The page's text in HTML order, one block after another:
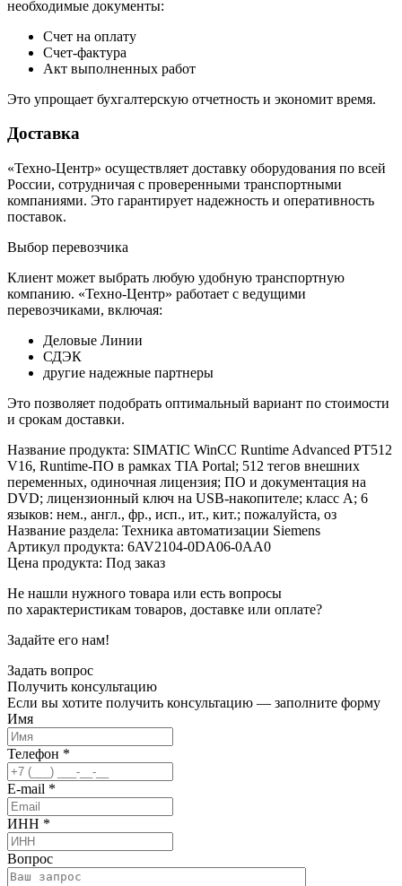
необходимые документы:
Счет на оплату
Счет-фактура
Акт выполненных работ
Это упрощает бухгалтерскую отчетность и экономит время.
Доставка
«Техно-Центр» осуществляет доставку оборудования по всей
России, сотрудничая с проверенными транспортными
компаниями. Это гарантирует надежность и оперативность
поставок.
Выбор перевозчика
Клиент может выбрать любую удобную транспортную
компанию. «Техно-Центр» работает с ведущими
перевозчиками, включая:
Деловые Линии
СДЭК
другие надежные партнеры
Это позволяет подобрать оптимальный вариант по стоимости
и срокам доставки.
Название продукта: SIMATIC WinCC Runtime Advanced PT512
V16, Runtime-ПО в рамках TIA Portal; 512 тегов внешних
переменных, одиночная лицензия; ПО и документация на
DVD; лицензионный ключ на USB-накопителе; класс A; 6
языков: нем., англ., фр., исп., ит., кит.; пожалуйста, оз
Название раздела: Техника автоматизации Siemens
Артикул продукта: 6AV2104-0DA06-0AA0
Цена продукта: Под заказ
Не нашли нужного товара или есть вопросы
по характеристикам товаров, доставке или оплате?
Задайте его нам!
Задать вопрос
Получить консультацию
Если вы хотите получить консультацию — заполните форму
Имя
Телефон *
E-mail *
ИНН *
Вопрос